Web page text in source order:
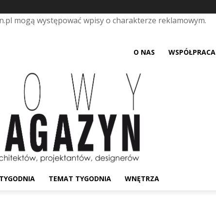
mogą występować wpisy o charakterze reklamowym.
O NAS WSPÓŁPRACA
TEMAT TYGODNIA WNĘTRZA